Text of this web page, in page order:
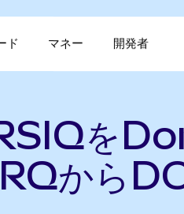
ド マネー 開発者
を
から